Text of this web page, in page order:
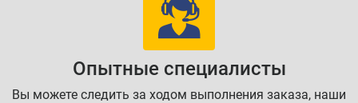
Опытные специалисты
Вы можете следить за ходом выполнения заказа, наши